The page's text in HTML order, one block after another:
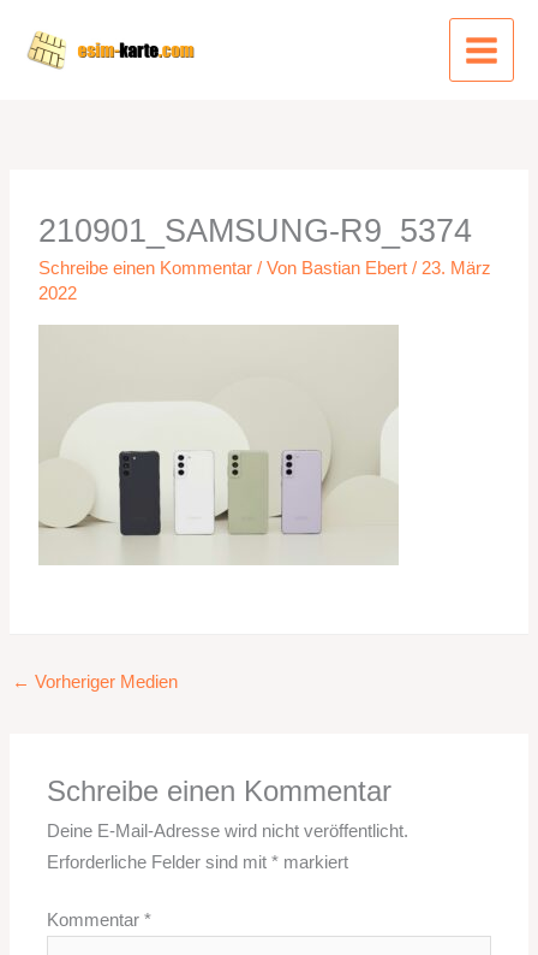
Inhalt
210901_SAMSUNG-R9_5374
Schreibe einen Kommentar / Von Bastian Ebert/ 23. März
2022
← Vorheriger Medien
Schreibe einen Kommentar
Deine E-Mail-Adresse wird nicht veröffentlicht.
Erforderliche Felder sind mit* markiert
Kommentar*